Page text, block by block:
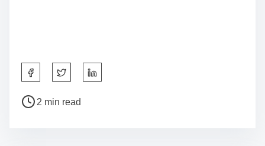
h
a
P
2 min read